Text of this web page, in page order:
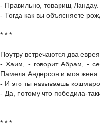
- Правильно, товарищ Ландау.
- Тогда как вы объясняете
* * *
Поутру встречаются два
- Хаим, - говорит Абрам, -
Памела Андерсон и моя жена
- И это ты называешь
- Да, потому что победила-
* * *